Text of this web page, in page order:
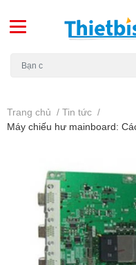
Trang chủ / Tin tức /
Máy chiếu hư mainboard: